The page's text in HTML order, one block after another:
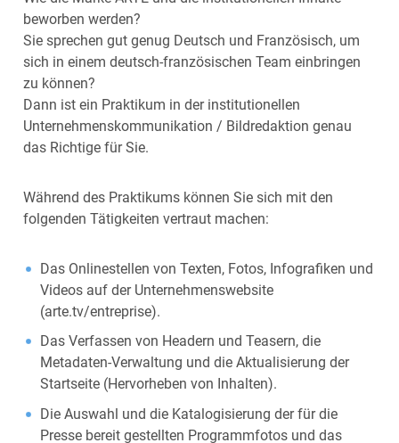
beworben werden?
Sie sprechen gut genug Deutsch und Französisch, um
sich in einem deutsch-französischen Team einbringen
zu können?
Dann ist ein Praktikum in der institutionellen
Unternehmenskommunikation / Bildredaktion genau
das Richtige für Sie.
Während des Praktikums können Sie sich mit den
folgenden Tätigkeiten vertraut machen:
Das Onlinestellen von Texten, Fotos, Infografiken und
Videos auf der Unternehmenswebsite
(arte.tv/entreprise).
Das Verfassen von Headern und Teasern, die
Metadaten-Verwaltung und die Aktualisierung der
Startseite (Hervorheben von Inhalten).
Die Auswahl und die Katalogisierung der für die
Presse bereit gestellten Programmfotos und das